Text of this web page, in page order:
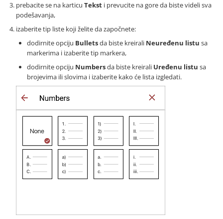
prebacite se na karticu Tekst i prevucite na gore da biste videli sva
podešavanja,
izaberite tip liste koji želite da započnete:
dodirnite opciju Bulletsda biste kreirali Neuređenu listu sa
markerima i izaberite tip markera,
dodirnite opciju Numbersda biste kreirali Uređenu listu sa
brojevima ili slovima i izaberite kako će lista izgledati.